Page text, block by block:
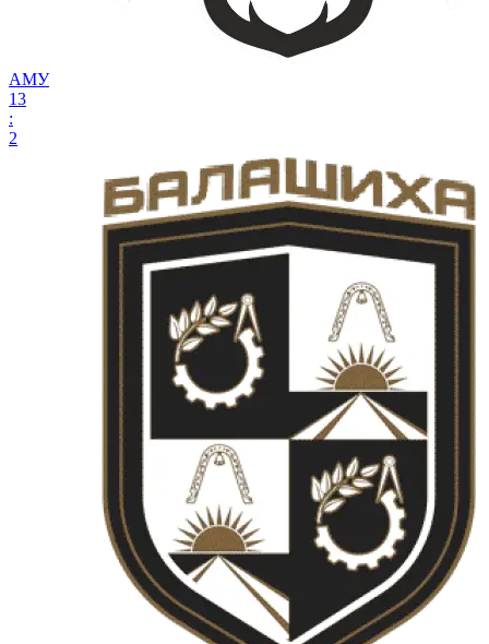
АМУ
13
:
2